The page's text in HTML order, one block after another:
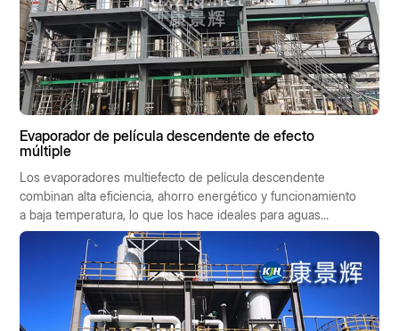
Evaporador de película descendente de efecto
múltiple
Los evaporadores multiefecto de película descendente
combinan alta eficiencia, ahorro energético y funcionamiento
a baja temperatura, lo que los hace ideales para aguas
residuales de alta salinidad, industrias alimentarias y
farmacéuticas. Facilitan la recuperación de recursos y un
funcionamiento con bajas emisiones de carbono, lo que los
convierte en la solución preferida para las tecnologías de
concentración industrial.